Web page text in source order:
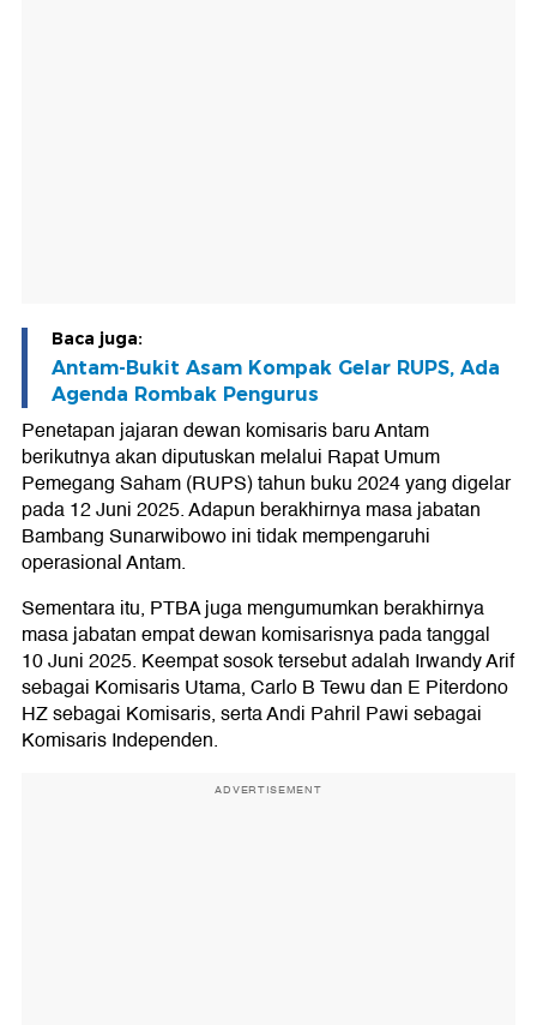
Baca juga:
Antam-Bukit Asam Kompak Gelar RUPS, Ada
Agenda Rombak Pengurus
Penetapan jajaran dewan komisaris baru Antam
berikutnya akan diputuskan melalui Rapat Umum
Pemegang Saham (RUPS) tahun buku 2024 yang digelar
pada 12 Juni 2025. Adapun berakhirnya masa jabatan
Bambang Sunarwibowo ini tidak mempengaruhi
operasional Antam.
Sementara itu, PTBA juga mengumumkan berakhirnya
masa jabatan empat dewan komisarisnya pada tanggal
10 Juni 2025. Keempat sosok tersebut adalah Irwandy Arif
sebagai Komisaris Utama, Carlo B Tewu dan E Piterdono
HZ sebagai Komisaris, serta Andi Pahril Pawi sebagai
Komisaris Independen.
ADVERTISEMENT